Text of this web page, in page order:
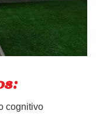
cognitivo